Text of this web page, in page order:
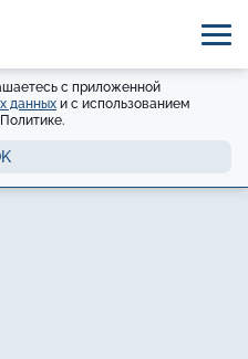
с приложенной
данных и с использованием